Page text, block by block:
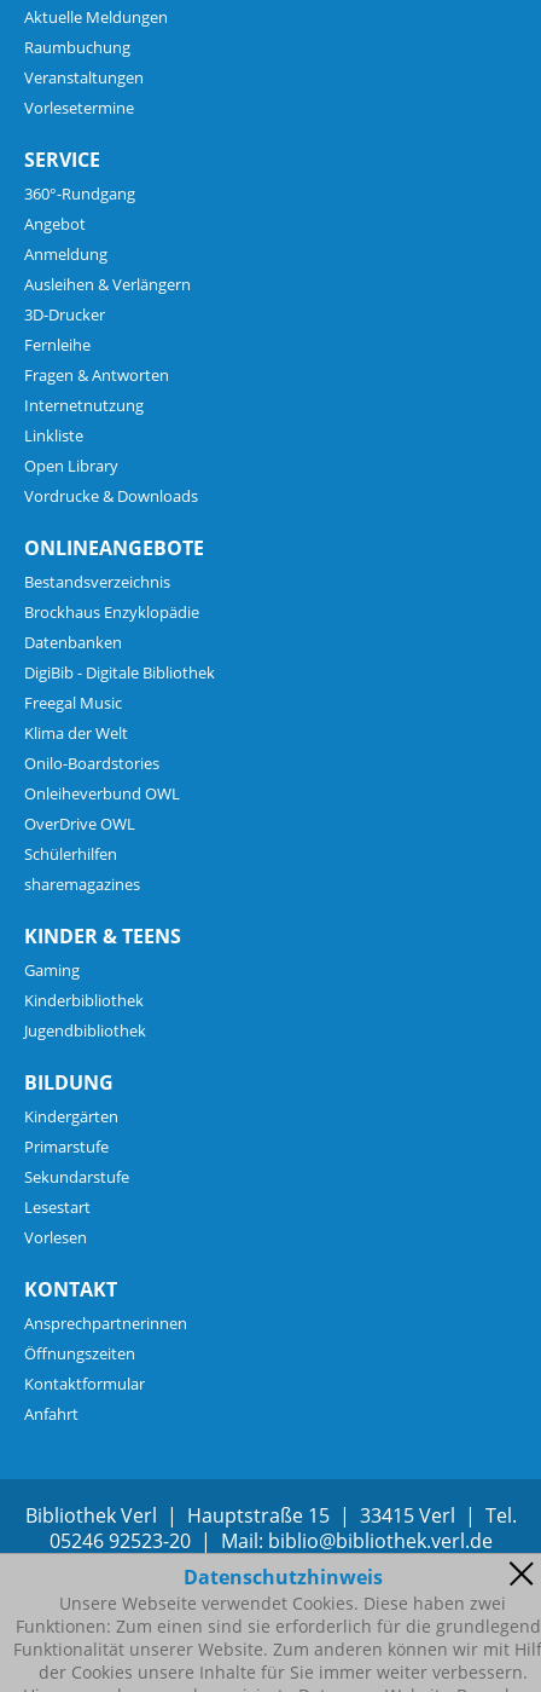
Aktuelle Meldungen
Raumbuchung
Veranstaltungen
Vorlesetermine
SERVICE
360°-Rundgang
Angebot
Anmeldung
Ausleihen & Verlängern
3D-Drucker
Fernleihe
Fragen & Antworten
Internetnutzung
Linkliste
Open Library
Vordrucke & Downloads
ONLINEANGEBOTE
Bestandsverzeichnis
Brockhaus Enzyklopädie
Datenbanken
DigiBib - Digitale Bibliothek
Freegal Music
Klima der Welt
Onilo-Boardstories
Onleiheverbund OWL
OverDrive OWL
Schülerhilfen
sharemagazines
KINDER & TEENS
Gaming
Kinderbibliothek
Jugendbibliothek
BILDUNG
Kindergärten
Primarstufe
Sekundarstufe
Lesestart
Vorlesen
KONTAKT
Ansprechpartnerinnen
Öffnungszeiten
Kontaktformular
Anfahrt
Bibliothek Verl | Hauptstraße 15 | 33415 Verl | Tel.
05246 92523-20 | Mail: b bl b bl th k v rl d
Datenschutzhinweis
Unsere Webseite verwendet Cookies. Diese haben zwei
Funktionen: Zum einen sind sie erforderlich für die
Funktionalität unserer Website. Zum anderen können wir mit
der Cookies unsere Inhalte für Sie immer weiter verbessern.